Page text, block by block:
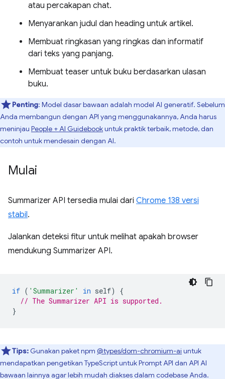
atau percakapan chat.
Menyarankan judul dan heading untuk artikel.
Membuat ringkasan yang ringkas dan informatif
dari teks yang panjang.
Membuat teaser untuk buku berdasarkan ulasan
buku.
Penting: Model dasar bawaan adalah model AI generatif. Sebelum
Anda membangun dengan API yang menggunakannya, Anda harus
meninjau People + AI Guidebookuntuk praktik terbaik, metode, dan
contoh untuk mendesain dengan AI.
Mulai
Summarizer API tersedia mulai dari Chrome 138 versi
stabil.
Jalankan deteksi fitur untuk melihat apakah browser
mendukung Summarizer API.
if ( 'Summarizer' in self)
{
// The Summarizer API is supported.
}
Tips: Gunakan paket npm @types/dom-chromium-ai untuk
mendapatkan pengetikan TypeScript untuk Prompt API dan API AI
bawaan lainnya agar lebih mudah diakses dalam codebase Anda.